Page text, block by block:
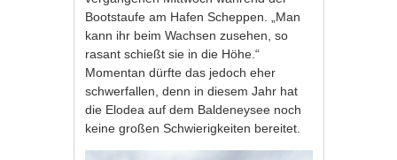
Bootstaufe am Hafen Scheppen. „Man
kann ihr beim Wachsen zusehen, so
rasant schießt sie in die Höhe.“
Momentan dürfte das jedoch eher
schwerfallen, denn in diesem Jahr hat
die Elodea auf dem Baldeneysee noch
keine großen Schwierigkeiten bereitet.